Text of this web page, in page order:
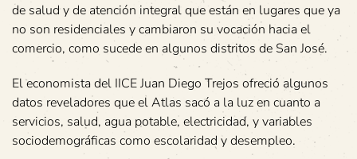
de salud y de atención integral que están en lugares que ya
no son residenciales y cambiaron su vocación hacia el
comercio, como sucede en algunos distritos de San José.
El economista del IICE Juan Diego Trejos ofreció algunos
datos reveladores que el Atlas sacó a la luz en cuanto a
servicios, salud, agua potable, electricidad, y variables
sociodemográficas como escolaridad y desempleo.